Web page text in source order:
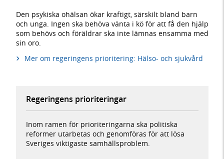
Den psykiska ohälsan ökar kraftigt, särskilt bland barn
och unga. Ingen ska behöva vänta i kö för att få den hjälp
som behövs och föräldrar ska inte lämnas ensamma med
sin oro.
Mer om regeringens prioritering: Hälso- och sjukvård
Regeringens prioriteringar
Inom ramen för prioriteringarna ska politiska
reformer utarbetas och genomföras för att lösa
Sveriges viktigaste samhällsproblem.